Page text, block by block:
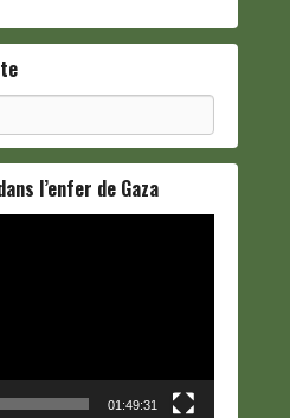
l’enfer de Gaza
01:49:31